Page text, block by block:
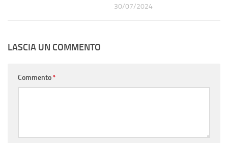
30/07/2024
LASCIA UN COMMENTO
Commento*